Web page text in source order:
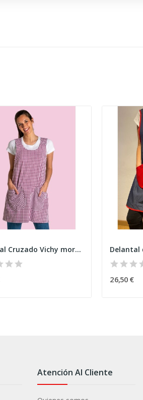
Delantal Cruzado Vichy morado
26,50 €
Atención Al Cliente